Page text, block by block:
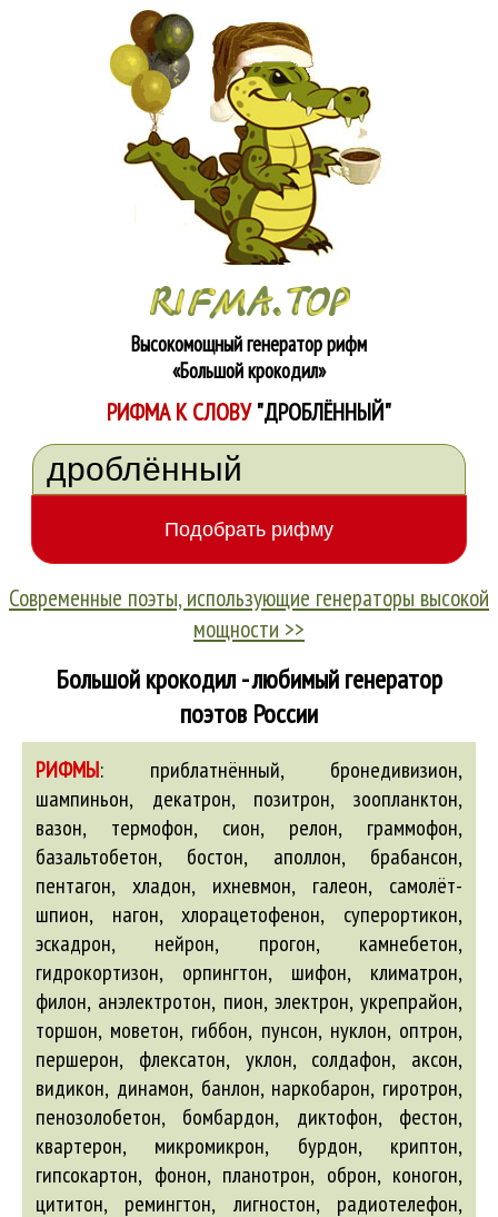
Высокомощный генератор рифм
«Большой крокодил»
РИФМА К СЛОВУ"ДРОБЛЁННЫЙ"
Современные поэты, использующие генераторы высокой
мощности >>
Большой крокодил - любимый генератор
поэтов России
РИФМЫ: приблатнённый, бронедивизион,
шампиньон, декатрон, позитрон, зоопланктон,
вазон, термофон, сион, релон, граммофон,
базальтобетон, бостон, аполлон, брабансон,
пентагон, хладон, ихневмон, галеон, самолёт-
шпион, нагон, хлорацетофенон, суперортикон,
эскадрон, нейрон, прогон, камнебетон,
гидрокортизон, орпингтон, шифон, климатрон,
филон, анэлектротон, пион, электрон, укрепрайон,
торшон, моветон, гиббон, пунсон, нуклон, оптрон,
першерон, флексатон, уклон, солдафон, аксон,
видикон, динамон, банлон, наркобарон, гиротрон,
пенозолобетон, бомбардон, диктофон, фестон,
квартерон, микромикрон, бурдон, криптон,
гипсокартон, фонон, планотрон, оброн, коногон,
цититон, ремингтон, лигностон, радиотелефон,